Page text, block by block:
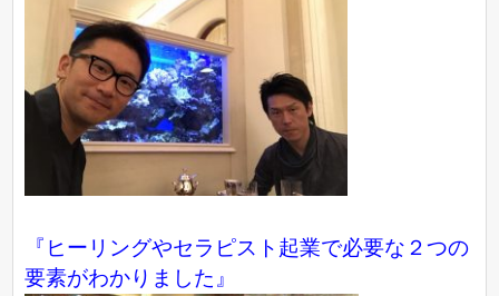
『ヒーリングやセラピスト起業で必要な２つの
要素がわかりました』